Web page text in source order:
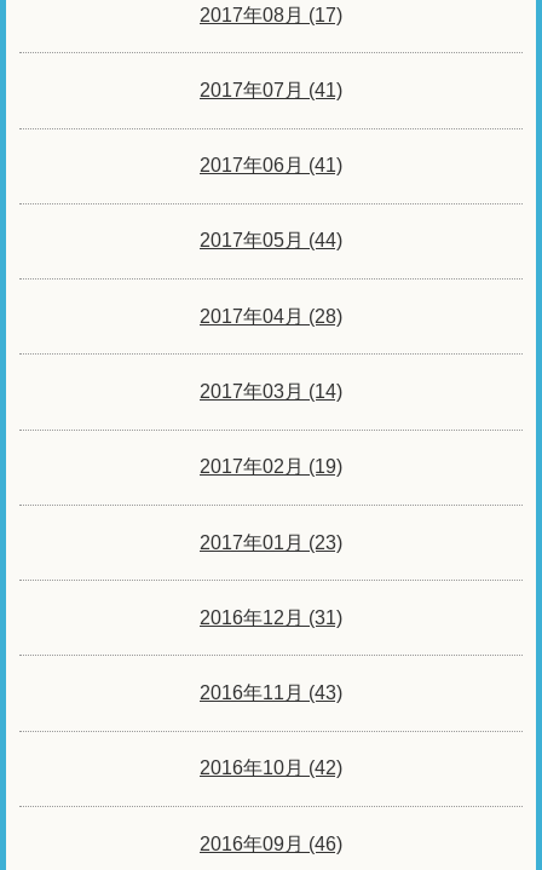
2017年08月 (17)
2017年07月 (41)
2017年06月 (41)
2017年05月 (44)
2017年04月 (28)
2017年03月 (14)
2017年02月 (19)
2017年01月 (23)
2016年12月 (31)
2016年11月 (43)
2016年10月 (42)
2016年09月 (46)